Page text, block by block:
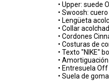
• Upper: suede
• Swoosh:
• Lengüeta
• Collar
• Cordones
• Costuras de
• Texto "NIKE"
•
• Entresuela
• Suela de